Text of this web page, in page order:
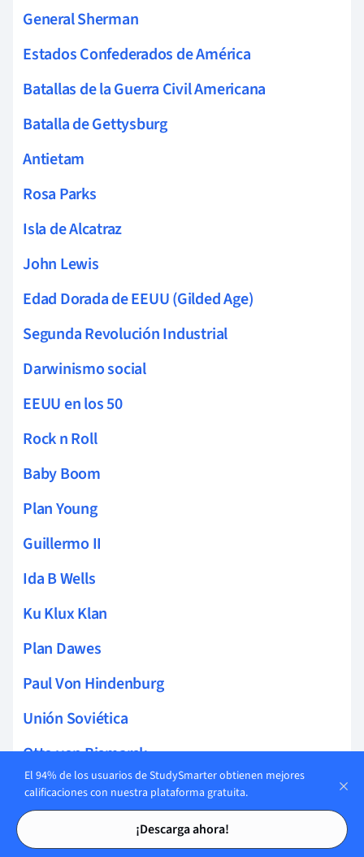
Tarjetas de estudio
Tarjetas de estudio
General Sherman
Estados Confederados de América
Batallas de la Guerra Civil Americana
Batalla de Gettysburg
Antietam
Rosa Parks
Isla de Alcatraz
John Lewis
Edad Dorada de EEUU (Gilded Age)
Segunda Revolución Industrial
Darwinismo social
EEUU en los 50
Rock n Roll
Baby Boom
Plan Young
Guillermo II
Ida B Wells
Ku Klux Klan
Plan Dawes
Paul Von Hindenburg
Unión Soviética
Otto von Bismarck
Guillermo I
El 94% de los usuarios de StudySmarter obtienen mejores
calificaciones con nuestra plataforma gratuita.
¡Descarga ahora!